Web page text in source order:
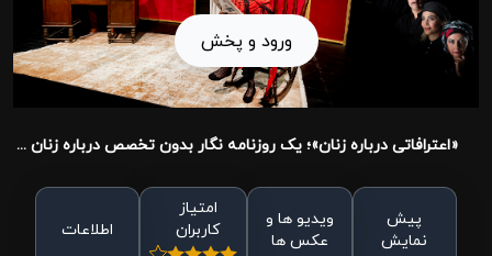
ورود و پخش
«اعترافاتی درباره زنان»؛ یک روزنامه نگار بدون تخصص درباره زنان ...
پیش
نمایش
ویدیو ها و
عکس ها
امتیاز
کاربران
اطلاعات